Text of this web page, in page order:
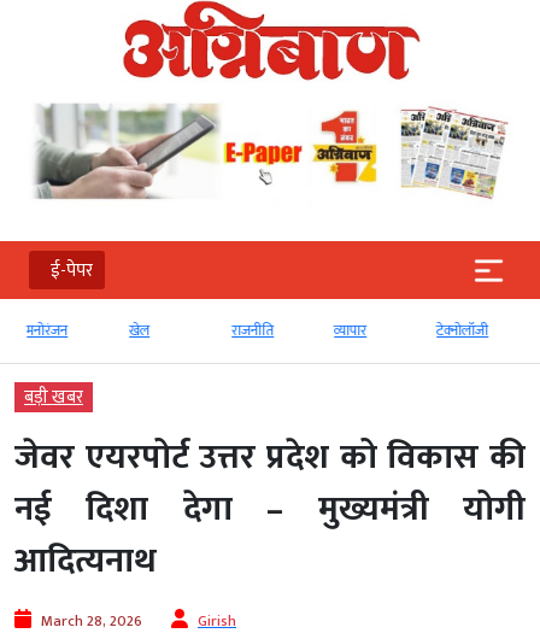
ई-पेपर
मनोरंजन खेल राजनीति व्‍यापार टेक्‍नोलॉजी
बड़ी खबर
जेवर एयरपोर्ट उत्तर प्रदेश को विकास की
नई दिशा देगा – मुख्यमंत्री योगी
आदित्यनाथ
March 28, 2026 Girish